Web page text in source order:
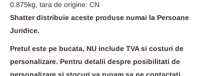
0.875kg, tara de origine: CN
Shatter distribuie aceste produse numai la Persoane
Juridice.
Pretul este pe bucata, NU include TVA si costuri de
personalizare. Pentru detalii despre posibilitati de